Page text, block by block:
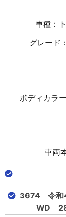
車種：
グレード
ボディカラ
車両
3674 令和
WD